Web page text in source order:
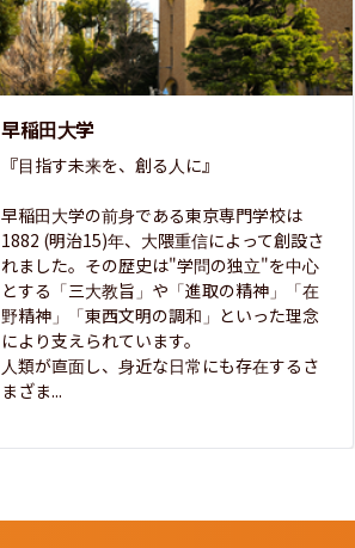
早稲田大学
『目指す未来を、創る人に』
早稲田大学の前身である東京専門学校は
1882 (明治15)年、大隈重信によって創設さ
れました。その歴史は"学問の独立"を中心
とする「三大教旨」や「進取の精神」「在
野精神」「東西文明の調和」といった理念
により支えられています。
人類が直面し、身近な日常にも存在するさ
まざま...